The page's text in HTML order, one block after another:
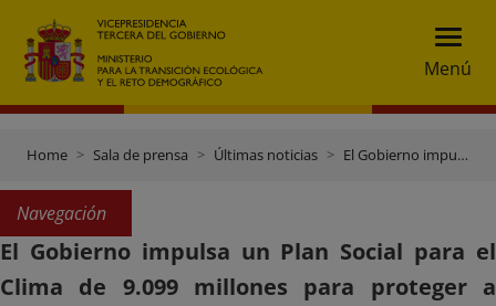
Menú
Home Sala de prensa Últimas noticias El Gobierno impulsa un Plan Social para el Clima de 9.099 millones para proteger a hogares y microempresas vulnerables de la dependencia fósil
Navegación
El Gobierno impulsa un Plan Social para el
Clima de 9.099 millones para proteger a